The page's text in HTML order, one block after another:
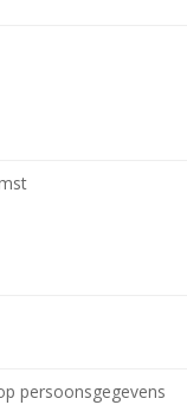
persoonsgegevens